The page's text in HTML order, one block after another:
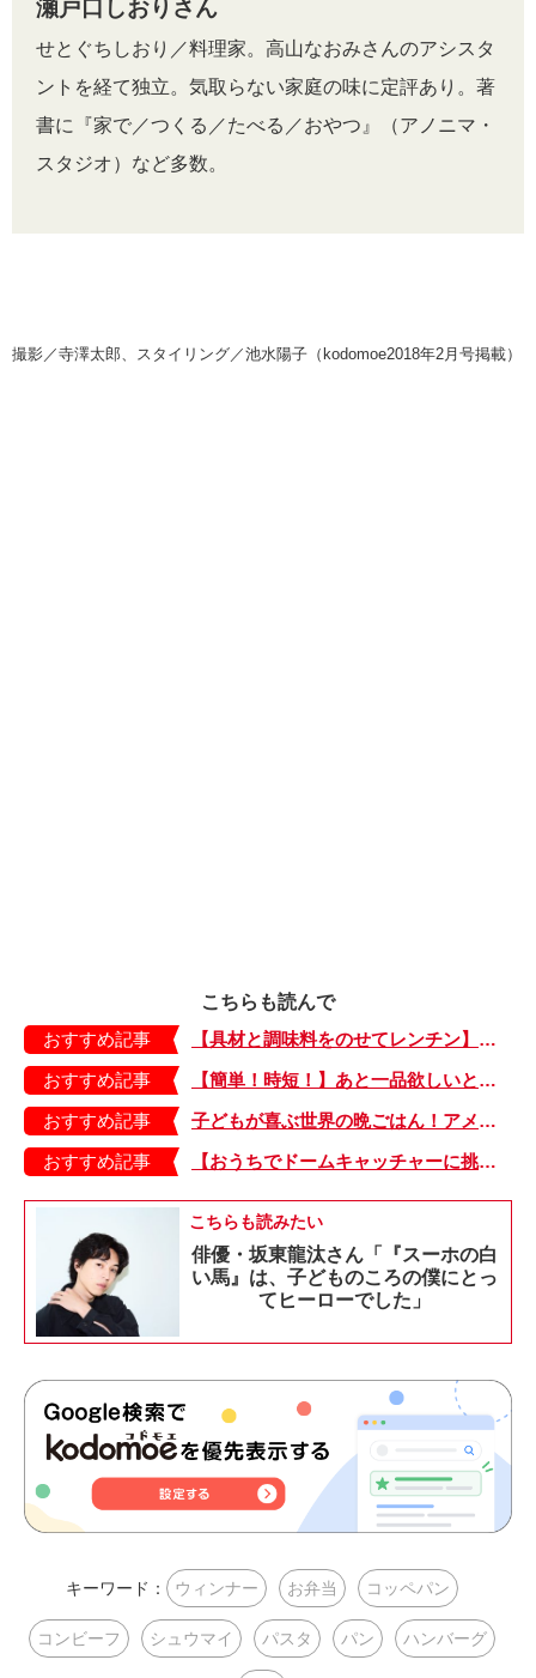
瀬戸口しおりさん
せとぐちしおり／料理家。高山なおみさんのアシスタ
ントを経て独立。気取らない家庭の味に定評あり。著
書に『家で／つくる／たべる／おやつ』（アノニマ・
スタジオ）など多数。
撮影／寺澤太郎、スタイリング／池水陽子（kodomoe2018年2月号掲載）
こちらも読んで
おすすめ記事
【具材と調味料をのせてレンチン】ケチャップ×バターの王道味！「うどんナポリタン」のできあがり♪
おすすめ記事
【簡単！時短！】あと一品欲しいときにおすすめの「卵とレタスの炒めもの」のレシピ
おすすめ記事
子どもが喜ぶ世界の晩ごはん！アメリカのフライドチキン＆フライドポテト
おすすめ記事
【おうちでドームキャッチャーに挑戦だ】アンパンマン わくわくドームキャッチャー
こちらも読みたい
俳優・坂東龍汰さん「『スーホの白
い馬』は、子どものころの僕にとっ
てヒーローでした」
キーワード： ウィンナー お弁当 コッペパン
コンビーフ シュウマイ パスタ パン ハンバーグ